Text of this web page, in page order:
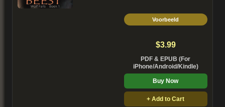
Voorbeeld
$3.99
PDF & EPUB (For
iPhone/Android/Kindle)
Buy Now
+ Add to Cart